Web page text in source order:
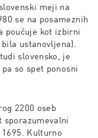
meji na
se na posameznih
poučuje kot izbirni
ustanovljena).
slovensko, je
so spet ponosni
2200 oseb
sporazumevalni
Kulturno